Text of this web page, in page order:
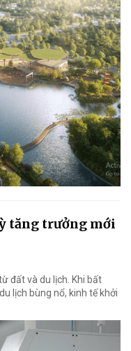
tăng trưởng mới
đất và du lịch. Khi bất
lịch bùng nổ, kinh tế khởi